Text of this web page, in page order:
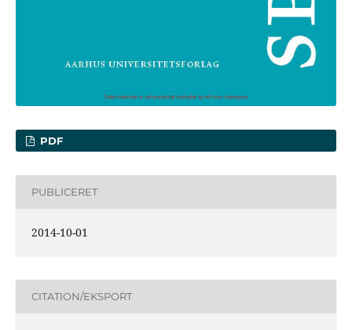
PDF
PUBLICERET
2014-10-01
CITATION/EKSPORT